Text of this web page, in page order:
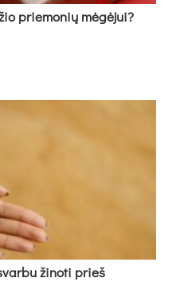
priemonių mėgėjui?
žinoti prieš